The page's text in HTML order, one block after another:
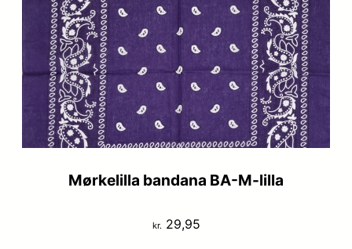
Mørkelilla bandana BA-M-lilla
kr.29,95